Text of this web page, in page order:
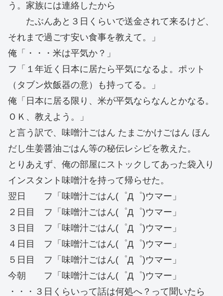
う。家族には連絡したから
たぶんあと３日くらいで送金されて来るけど、
それまで過ごす安い食事を教えて。」
俺「・・・米は平気か？」
フ「１年近く日本に居たら平気になるよ。ポット
（タブン炊飯器の意）も持ってる。」
俺「日本に居る限り、米が平気ならなんとかなる。
ＯＫ、教えよう。」
と言う訳で、味噌汁ごはん たまごかけごはん ほん
だし生姜醤油ごはん等の秘伝レシピを教えた。
とりあえず、俺の部屋にストックしてあった袋入り
インスタント味噌汁を持って帰らせた。
翌日 フ「味噌汁ごはん(゜Д゜)ウマー」
２日目 フ「味噌汁ごはん(゜Д゜)ウマー」
３日目 フ「味噌汁ごはん(゜Д゜)ウマー」
４日目 フ「味噌汁ごはん(゜Д゜)ウマー」
５日目 フ「味噌汁ごはん(゜Д゜)ウマー」
今朝 フ「味噌汁ごはん(゜Д゜)ウマー」
・・・３日くらいって話は何処へ？って聞いたら